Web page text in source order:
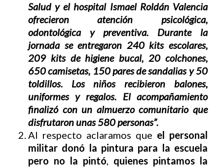
Salud y el hospital Ismael Roldán Valencia
ofrecieron atención psicológica,
odontológica y preventiva. Durante la
jornada se entregaron 240 kits escolares,
209 kits de higiene bucal, 20 colchones,
650 camisetas, 150 pares de sandalias y 50
toldillos. Los niños recibieron balones,
uniformes y regalos. El acompañamiento
finalizó con un almuerzo comunitario que
disfrutaron unas 580 personas”.
Al respecto aclaramos que el personal
militar donó la pintura para la escuela
pero no la pintó, quienes pintamos la